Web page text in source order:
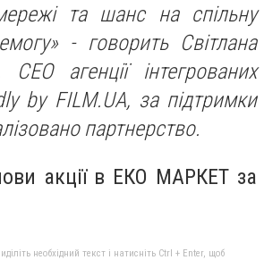
та шанс на спільну
- говорить Світлана
СЕО агенції інтегрованих
by FILM.UA, за підтримки
партнерство.
акції в ЕКО МАРКЕТ за
необхідний текст і натисніть Ctrl + Enter, щоб